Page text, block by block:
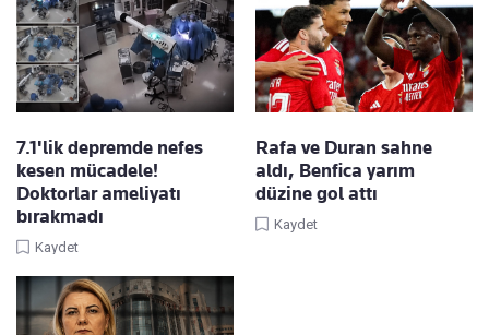
7.1'lik depremde nefes
kesen mücadele!
Doktorlar ameliyatı
bırakmadı
Kaydet
Rafa ve Duran sahne
aldı, Benfica yarım
düzine gol attı
Kaydet